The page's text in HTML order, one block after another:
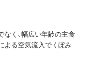
なく､幅広い年齢の主食
よる空気流入でくぼみ